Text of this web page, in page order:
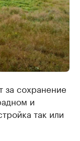
за сохранение
и
так или